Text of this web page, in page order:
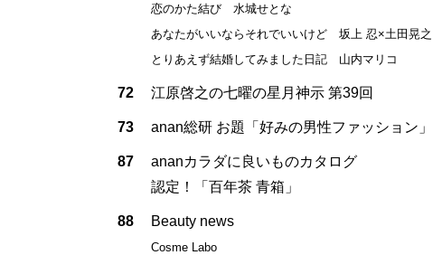
恋のかた結び 水城せとな
あなたがいいならそれでいいけど 坂上 忍×土田晃之
とりあえず結婚してみました日記 山内マリコ
72 江原啓之の七曜の星月神示 第39回
73 anan総研 お題「好みの男性ファッション」
87
ananカラダに良いものカタログ
認定！「百年茶 青箱」
88 Beauty news
Cosme Labo